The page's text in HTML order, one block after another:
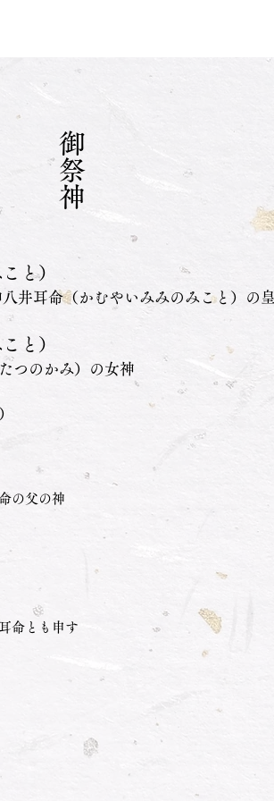
​御祭神
と）
井耳命（かむやいみみのみこと）の
と）
つのかみ）の女神
の父の神
命とも申す